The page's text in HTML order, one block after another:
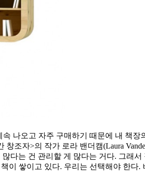
나오고 자주 구매하기 때문에 내 책장
조자>의 작가 로라 밴더캠(Laura
다는 건 관리할 게 많다는 거다. 그래
이 쌓이고 있다. 우리는 선택해야 한다.